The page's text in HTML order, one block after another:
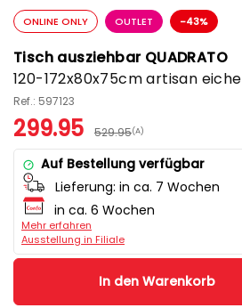
ONLINE ONLY OUTLET -43%
Tisch ausziehbar QUADRATO
120-172x80x75cm artisan eiche
Ref.: 597123
299.95 529.95(A)
Auf Bestellung verfügbar
Lieferung: in ca. 7 Wochen
in ca. 6 Wochen
Mehr erfahren
Ausstellung in Filiale
In den Warenkorb